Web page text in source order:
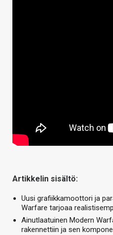
Artikkelin sisältö:
Uusi grafiikkamoottori ja
Warfare tarjoaa
Ainutlaatuinen Modern
rakennettiin ja sen